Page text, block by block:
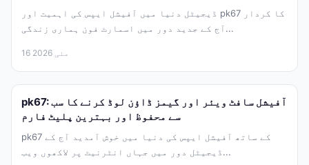
ڈیجیٹل دنیا میں آفیشل ایپس کی اہمیت اور pk67 کا کردار
آج کے جدید دور میں اسمارٹ فون ہماری زندگی...
16 مئی 2026
pk67: آفیشل سافٹ ویئر اور گیمز ڈاؤن لوڈ کرنے کا سب
سے محفوظ اور بہترین پلیٹ فارم
pk67 کے ساتھ آفیشل ایپس کی دنیا میں خوش آمدید آج کے
ڈیجیٹل دور میں جہاں انٹرنیٹ پر لاکھوں ویب...